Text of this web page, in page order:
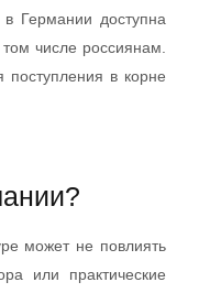
в Германии доступна
числе россиянам.
поступления в корне
может не повлиять
или практические